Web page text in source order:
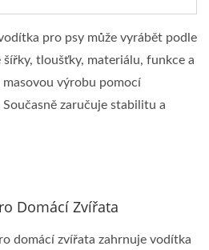
pro psy může vyrábět podle
šířky, tloušťky, materiálu, funkce a
výrobu pomocí
zaručuje stabilitu a
Domácí Zvířata
domácí zvířata zahrnuje vodítka